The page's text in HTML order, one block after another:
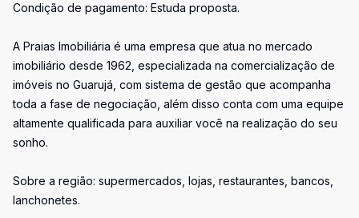
Condição de pagamento: Estuda proposta.
A Praias Imobiliária é uma empresa que atua no mercado
imobiliário desde 1962, especializada na comercialização de
imóveis no Guarujá, com sistema de gestão que acompanha
toda a fase de negociação, além disso conta com uma equipe
altamente qualificada para auxiliar você na realização do seu
sonho.
Sobre a região: supermercados, lojas, restaurantes, bancos,
lanchonetes.